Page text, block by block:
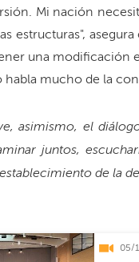
Mi nación
estructuras",
una modificación
habla mucho de la
asimismo, el
juntos,
de la
05/